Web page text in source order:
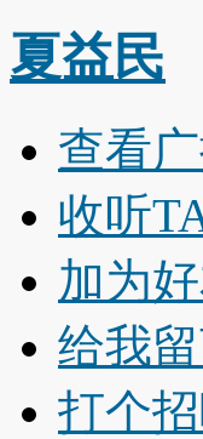
夏益民
查看
收听
加为
给我
打个